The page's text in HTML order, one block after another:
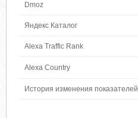
Dmoz
Яндекс Каталог
Alexa Traffic Rank
Alexa Country
История изменения показателей